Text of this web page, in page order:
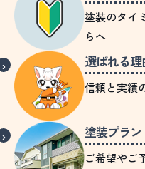
塗装のタイ
らへ
選ばれる理
信頼と実績
塗装プラ
ご希望やご